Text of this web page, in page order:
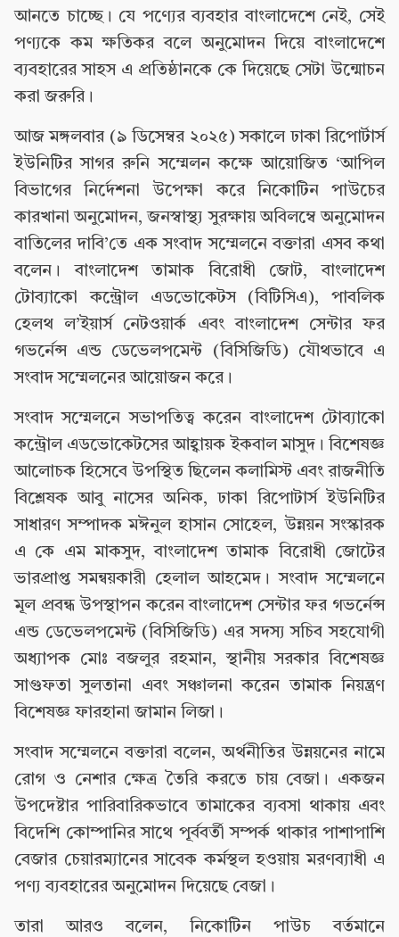
আনতে চাচ্ছে। যে পণ্যের ব্যবহার বাংলাদেশে নেই, সেই
পণ্যকে কম ক্ষতিকর বলে অনুমোদন দিয়ে বাংলাদেশে
ব্যবহারের সাহস এ প্রতিষ্ঠানকে কে দিয়েছে সেটা উন্মোচন
করা জরুরি।
আজ মঙ্গলবার (৯ ডিসেম্বর ২০২৫) সকালে ঢাকা রিপোর্টার্স
ইউনিটির সাগর রুনি সম্মেলন কক্ষে আয়োজিত ‘আপিল
বিভাগের নির্দেশনা উপেক্ষা করে নিকোটিন পাউচের
কারখানা অনুমোদন, জনস্বাস্থ্য সুরক্ষায় অবিলম্বে অনুমোদন
বাতিলের দাবি’তে এক সংবাদ সম্মেলনে বক্তারা এসব কথা
বলেন। বাংলাদেশ তামাক বিরোধী জোট, বাংলাদেশ
টোব্যাকো কন্ট্রোল এডভোকেটস (বিটিসিএ), পাবলিক
হেলথ ল’ইয়ার্স নেটওয়ার্ক এবং বাংলাদেশ সেন্টার ফর
গভর্নেন্স এন্ড ডেভেলপমেন্ট (বিসিজিডি) যৌথভাবে এ
সংবাদ সম্মেলনের আয়োজন করে।
সংবাদ সম্মেলনে সভাপতিত্ব করেন বাংলাদেশ টোব্যাকো
কন্ট্রোল এডভোকেটসের আহ্বায়ক ইকবাল মাসুদ। বিশেষজ্ঞ
আলোচক হিসেবে উপস্থিত ছিলেন কলামিস্ট এবং রাজনীতি
বিশ্লেষক আবু নাসের অনিক, ঢাকা রিপোটার্স ইউনিটির
সাধারণ সম্পাদক মঈনুল হাসান সোহেল, উন্নয়ন সংস্কারক
এ কে এম মাকসুদ, বাংলাদেশ তামাক বিরোধী জোটের
ভারপ্রাপ্ত সমন্বয়কারী হেলাল আহমেদ। সংবাদ সম্মেলনে
মূল প্রবন্ধ উপস্থাপন করেন বাংলাদেশ সেন্টার ফর গভর্নেন্স
এন্ড ডেভেলপমেন্ট (বিসিজিডি) এর সদস্য সচিব সহযোগী
অধ্যাপক মোঃ বজলুর রহমান, স্থানীয় সরকার বিশেষজ্ঞ
সাগুফতা সুলতানা এবং সঞ্চালনা করেন তামাক নিয়ন্ত্রণ
বিশেষজ্ঞ ফারহানা জামান লিজা।
সংবাদ সম্মেলনে বক্তারা বলেন, অর্থনীতির উন্নয়নের নামে
রোগ ও নেশার ক্ষেত্র তৈরি করতে চায় বেজা। একজন
উপদেষ্টার পারিবারিকভাবে তামাকের ব্যবসা থাকায় এবং
বিদেশি কোম্পানির সাথে পূর্ববর্তী সম্পর্ক থাকার পাশাপাশি
বেজার চেয়ারম্যানের সাবেক কর্মস্থল হওয়ায় মরণব্যাধী এ
পণ্য ব্যবহারের অনুমোদন দিয়েছে বেজা।
তারা আরও বলেন, নিকোটিন পাউচ বর্তমানে